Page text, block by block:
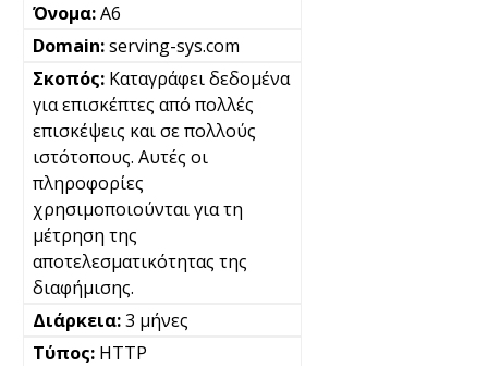
A6
serving-sys.com
Καταγράφει δεδομένα
για επισκέπτες από πολλές
επισκέψεις και σε πολλούς
ιστότοπους. Αυτές οι
πληροφορίες
χρησιμοποιούνται για τη
μέτρηση της
αποτελεσματικότητας της
διαφήμισης.
3 μήνες
HTTP